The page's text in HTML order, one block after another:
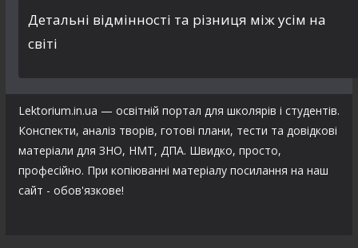
Детальні відмінності та різниця між усім на
світі
Lektorium.in.ua — освітній портал для школярів і студентів.
Конспекти, аналіз творів, готові плани, тести та довідкові
матеріали для ЗНО, НМТ, ДПА. Швидко, просто,
професійно. При копіюванні матеріалу посилання на наш
сайт - обов'язкове!